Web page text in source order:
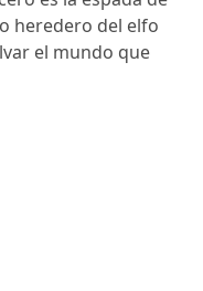
heredero del elfo
el mundo que